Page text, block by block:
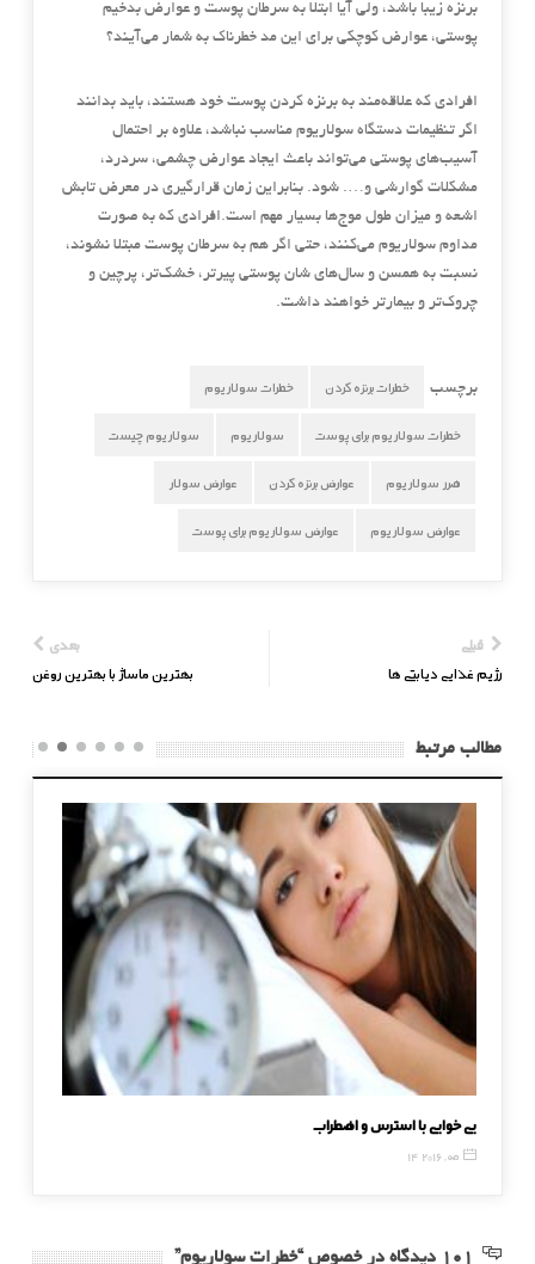
برنزه زیبا باشد، ولی آیا ابتلا به سرطان پوست و عوارض بدخیم
پوستی، عوارض کوچکی برای این مد خطرناک به شمار می‌آیند؟
افرادی که علاقه‌مند به برنزه کردن پوست خود هستند، باید بدانند
اگر تنظیمات دستگاه سولاریوم مناسب نباشد، علاوه بر احتمال
آسیب‌های پوستی می‌تواند باعث ایجاد عوارض چشمی، سردرد،
مشکلات گوارشی و…. شود. بنابراین زمان قرارگیری در معرض تابش
اشعه و میزان طول موج‌ها بسیار مهم است.افرادی که به صورت
مداوم سولاریوم می‌کنند، حتی اگر هم به سرطان پوست مبتلا نشوند،
نسبت به همسن و سال‌های شان پوستی پیرتر، خشک‌تر، پرچین و
چروک‌تر و بیمارتر خواهند داشت.
برچسب خطرات برنزه کردن خطرات سولاریوم
خطرات سولاریوم برای پوست سولاریوم سولاریوم چیست
ضرر سولاریوم عوارض برنزه کردن عوارض سولار
عوارض سولاریوم عوارض سولاریوم برای پوست
قبلی
رژیم غذایی دیابتی ها
بعدی
بهترین ماساژ با بهترین روغن
مطالب مرتبط
بی خوابی با استرس و اضطراب
14 مه, 2016